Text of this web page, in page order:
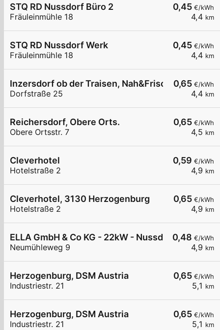
0,45 €/kWh
4,4 km
STQ RD Nussdorf Büro 2
Fräuleinmühle 18
0,45 €/kWh
4,4 km
STQ RD Nussdorf Werk
Fräuleinmühle 18
0,65 €/kWh
4,4 km
Inzersdorf ob der Traisen, Nah&Frisch Dorfstr.
Dorfstraße 25
0,65 €/kWh
4,5 km
Reichersdorf, Obere Orts.
Obere Ortsstr. 7
0,59 €/kWh
4,9 km
Cleverhotel
Hotelstraße 2
0,65 €/kWh
4,9 km
Cleverhotel, 3130 Herzogenburg
Hotelstraße 2
0,48 €/kWh
4,9 km
ELLA GmbH & Co KG - 22kW - Nussdorf ob der
Neumühleweg 9
0,65 €/kWh
5,1 km
Herzogenburg, DSM Austria
Industriestr. 21
0,65 €/kWh
5,1 km
Herzogenburg, DSM Austria
Industriestr. 21